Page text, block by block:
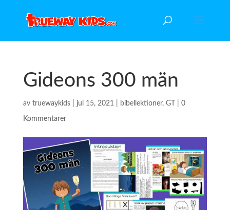
Gideons 300 män
av truewaykids| jul 15, 2021 bibellektioner, GT 0
Kommentarer